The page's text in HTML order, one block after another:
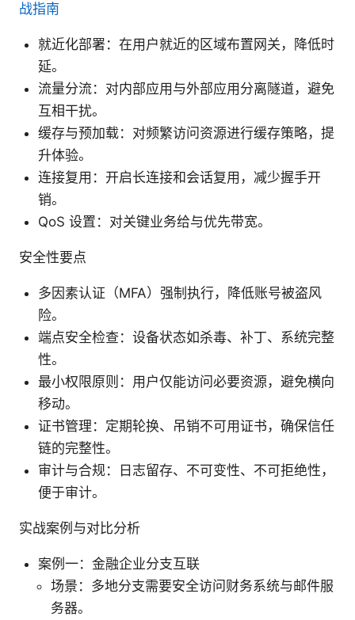
战指南
就近化部署：在用户就近的区域布置网关，降低时
延。
流量分流：对内部应用与外部应用分离隧道，避免
互相干扰。
缓存与预加载：对频繁访问资源进行缓存策略，提
升体验。
连接复用：开启长连接和会话复用，减少握手开
销。
QoS 设置：对关键业务给与优先带宽。
安全性要点
多因素认证（MFA）强制执行，降低账号被盗风
险。
端点安全检查：设备状态如杀毒、补丁、系统完整
性。
最小权限原则：用户仅能访问必要资源，避免横向
移动。
证书管理：定期轮换、吊销不可用证书，确保信任
链的完整性。
审计与合规：日志留存、不可变性、不可拒绝性，
便于审计。
实战案例与对比分析
案例一：金融企业分支互联
场景：多地分支需要安全访问财务系统与邮件服
务器。